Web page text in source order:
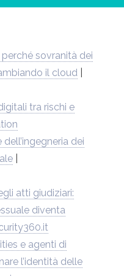
sovranità dei
il cloud
tra rischi e
dei
atti giudiziari:
diventa
e agenti di
l’identità delle